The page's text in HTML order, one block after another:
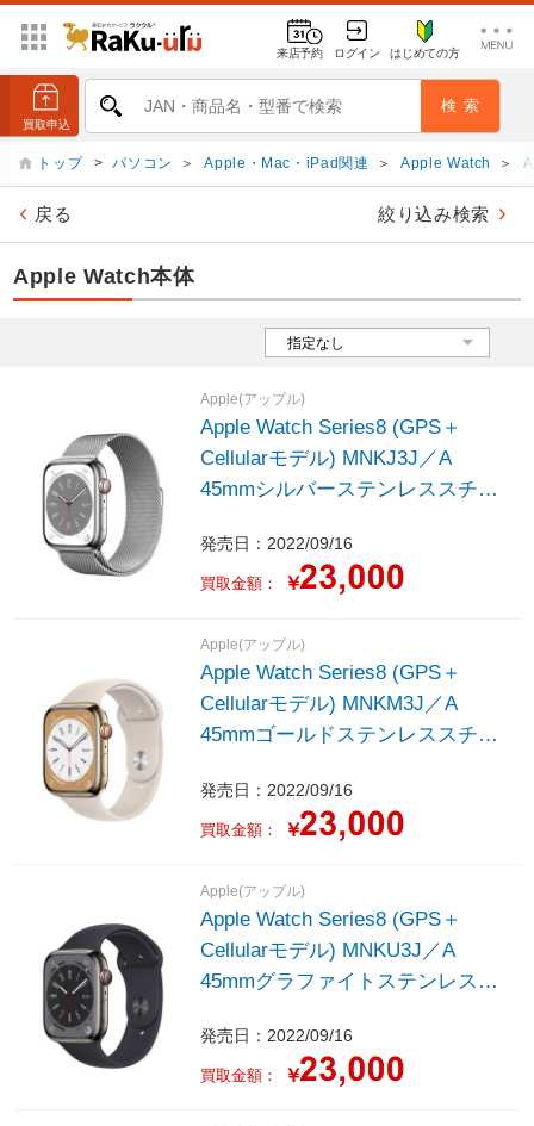
来店予約 ログイン はじめての方
トップ > パソコン ＞ Apple・Mac・iPad関連 ＞ Apple Watch ＞
戻る 絞り込み検索
Apple Watch本体
Apple(アップル)
Apple Watch Series8 (GPS＋
Cellularモデル) MNKJ3J／A
45mmシルバーステンレススチー
ープ
発売日：2022/09/16
買取金額： ￥
Apple(アップル)
Apple Watch Series8 (GPS＋
Cellularモデル) MNKM3J／A
45mmゴールドステンレススチー
バンド - レギュラー
発売日：2022/09/16
買取金額： ￥
Apple(アップル)
Apple Watch Series8 (GPS＋
Cellularモデル) MNKU3J／A
45mmグラファイトステンレスス
ーツバンド - レギュラー
発売日：2022/09/16
買取金額： ￥